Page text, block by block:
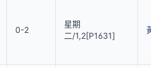
0-2
星期
二/1,2[P1631]